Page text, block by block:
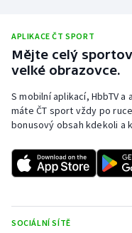
APLIKACE ČT SPORT
Mějte celý
velké obrazovce.
S mobilní aplikací, HbbTV
máte ČT sport vždy po
bonusový obsah kdekoli a
SOCIÁLNÍ SÍTĚ